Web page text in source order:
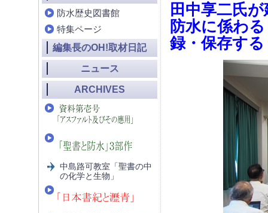
田中享二氏
防水に係わ
録・保存する
防水歴史図書館
特集ページ
編集長のOH!取材日記
ニュース
ARCHIVES
中島路可教室「聖書の中
の化学と生物」